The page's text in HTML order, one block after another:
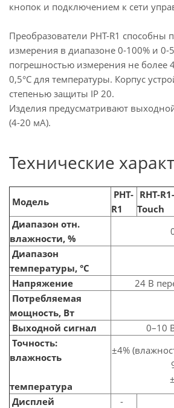
кнопок и подключением к сети
Преобразователи PHT-R1 способны
измерения в диапазоне 0-100% и 0-
погрешностью измерения не более
0,5°С для температуры. Корпус
степенью защиты IP 20.
Изделия предусматривают
(4-20 мА).
Технические
Модель
PHT-
R1
RHT-R1-
Touch
Диапазон отн.
влажности, %
Диапазон
температуры, °С
Напряжение
24 В
Потребляемая
мощность, Вт
Выходной сигнал
0–10
Точность:
влажность
температура
±4%
Дисплей
-